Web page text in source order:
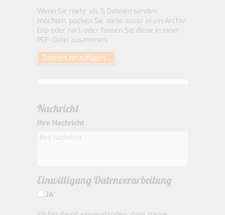
Wenn Sie mehr als 5 Dateien senden
möchten, packen Sie diese zuvor in ein Archiv
(zip oder rar), oder fassen Sie diese in einer
PDF-Datei zusammen.
Dateien hinzufügen...
Nachricht
Ihre Nachricht
Einwilligung Datenverarbeitung
JA